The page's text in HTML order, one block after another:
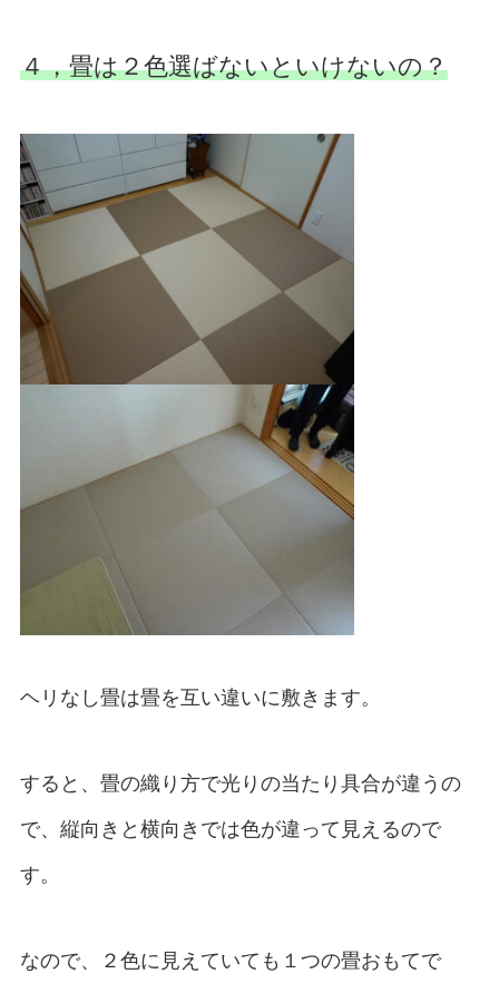
４，畳は２色選ばないといけないの？
ヘリなし畳は畳を互い違いに敷きます。
すると、畳の織り方で光りの当たり具合が違うの
で、縦向きと横向きでは色が違って見えるので
す。
なので、２色に見えていても１つの畳おもてで